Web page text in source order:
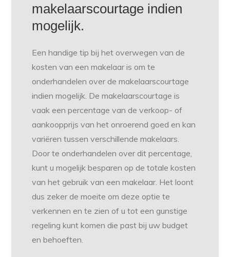
makelaarscourtage indien
mogelijk.
Een handige tip bij het overwegen van de
kosten van een makelaar is om te
onderhandelen over de makelaarscourtage
indien mogelijk. De makelaarscourtage is
vaak een percentage van de verkoop- of
aankoopprijs van het onroerend goed en kan
variëren tussen verschillende makelaars.
Door te onderhandelen over dit percentage,
kunt u mogelijk besparen op de totale kosten
van het gebruik van een makelaar. Het loont
dus zeker de moeite om deze optie te
verkennen en te zien of u tot een gunstige
regeling kunt komen die past bij uw budget
en behoeften.